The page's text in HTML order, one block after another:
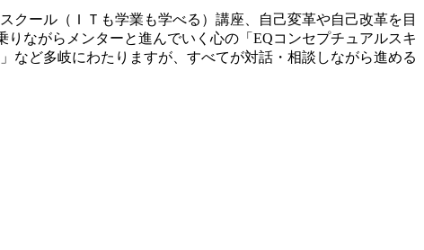
クール（ＩＴも学業も学べる）講座、自己変革や自己改革を目
ながらメンターと進んでいく心の「EQコンセプチュアルスキ
など多岐にわたりますが、すべてが対話・相談しながら進める